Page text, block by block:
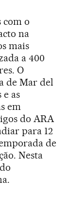
com o
na
mais
a 400
O
de Mar del
e as
em
do ARA
para 12
de
Nesta